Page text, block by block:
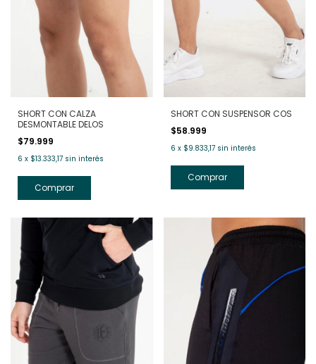
SHORT CON CALZA
DESMONTABLE DELOS
$79.999
6 x $13.333,17 sin interés
Comprar
SHORT CON SUSPENSOR COS
$58.999
6 x $9.833,17 sin interés
Comprar